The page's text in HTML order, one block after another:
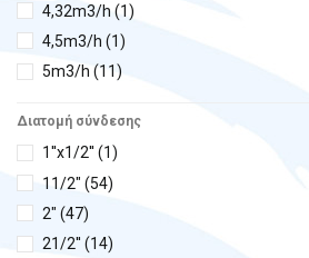
4,32m3/h(1)
4,5m3/h (1)
5m3/h (11)
5,7m3/h
6,12m3/h(1)
6m3/h(34)
6,5m3/h
7,8m3/h(2)
Διατομή σύνδεσης
1''x1/2'' (1)
11/2" (54)
2" (47)
21/2'' (14)